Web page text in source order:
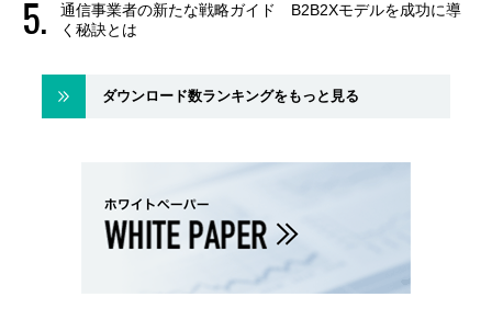
通信事業者の新たな戦略ガイド B2B2Xモデルを成功に導
く秘訣とは
ダウンロード数ランキングをもっと見る